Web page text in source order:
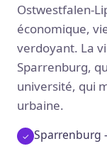
Ostwestfalen-
économique,
verdoyant. La
Sparrenburg,
université, qui
urbaine.
Sparrenburg